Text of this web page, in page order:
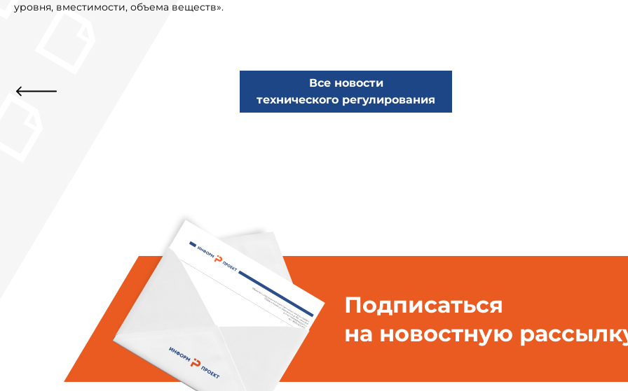
уровня, вместимости, объема веществ».
Все новости
технического регулирования
Подписаться
на новостную